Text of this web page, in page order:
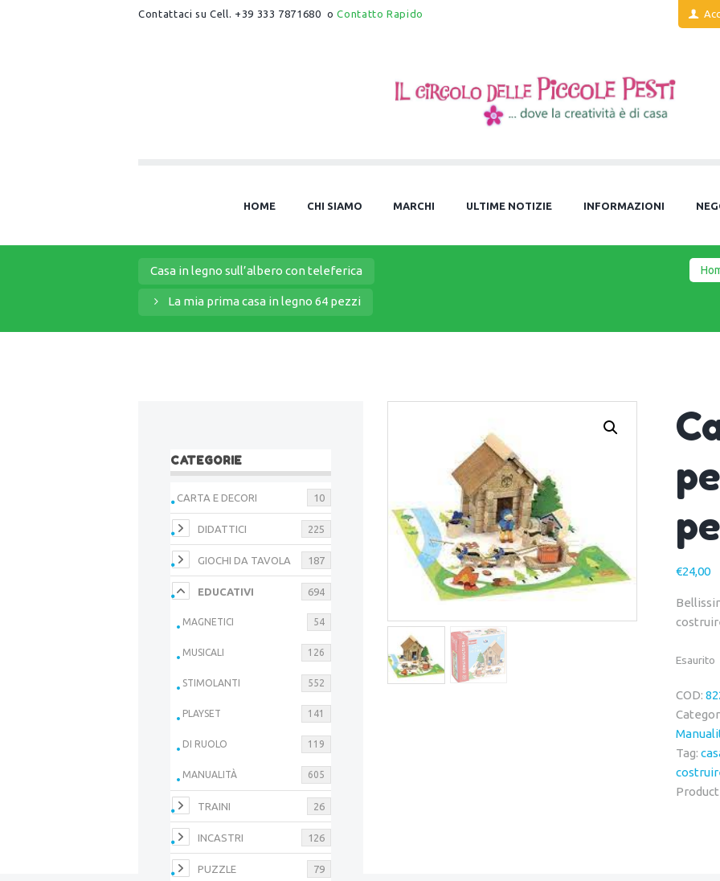
Contattaci su Cell. +39 333 7871680 oContatto Rapido
HOME CHI SIAMO MARCHI ULTIME NOTIZIE INFORMAZIONI
Casa in legno sull’albero con teleferica
La mia prima casa in legno 64 pezzi
€24,00
Esaurito
COD:
Tag:
CATEGORIE
CARTA E DECORI 10
DIDATTICI 225
GIOCHI DA TAVOLA 187
EDUCATIVI 694
MAGNETICI 54
MUSICALI 126
STIMOLANTI 552
PLAYSET 141
DI RUOLO 119
MANUALITÀ 605
TRAINI 26
INCASTRI 126
PUZZLE 79